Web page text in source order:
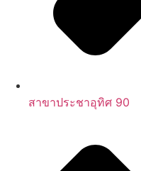
สาขาประชาอุทิศ 90